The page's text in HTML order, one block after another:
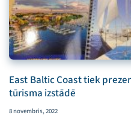
East Baltic Coast tiek
tūrisma izstādē
8 novembris, 2022